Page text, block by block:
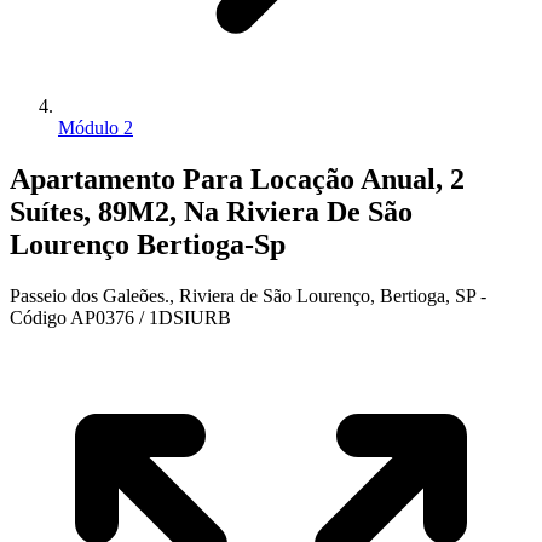
Módulo 2
Apartamento Para Locação Anual, 2
Suítes, 89M2, Na Riviera De São
Lourenço Bertioga-Sp
Passeio dos Galeões., Riviera de São Lourenço, Bertioga, SP -
Código AP0376 / 1DSIURB